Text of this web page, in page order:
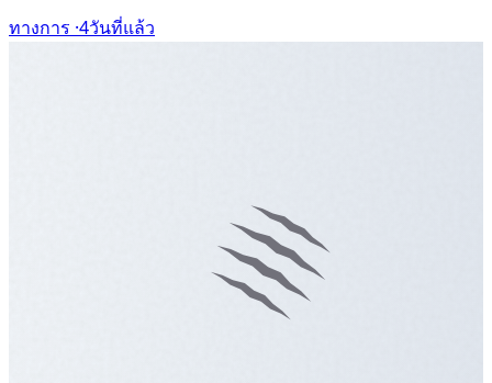
ทางการ ·4วันที่แล้ว